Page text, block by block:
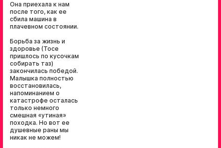
Она приехала к нам
после того, как ее
сбила машина в
плачевном состоянии.
Борьба за жизнь и
здоровье (Тосе
пришлось по кусочкам
собирать таз)
закончилась победой.
Малышка полностью
восстановилась,
напоминанием о
катастрофе осталась
только немного
смешная «утиная»
походка. Но вот ее
душевные раны мы
никак не можем!